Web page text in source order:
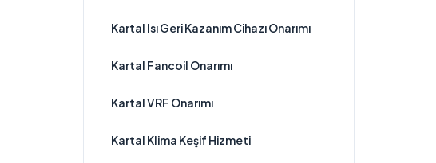
Kartal Isı Geri Kazanım Cihazı Onarımı
Kartal Fancoil Onarımı
Kartal VRF Onarımı
Kartal Klima Keşif Hizmeti